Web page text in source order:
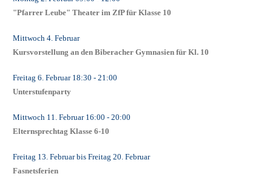
"Pfarrer Leube" Theater im ZfP für Klasse 10
Mittwoch 4. Februar
Kursvorstellung an den Biberacher Gymnasien für Kl. 10
Freitag 6. Februar18:30 - 21:00
Unterstufenparty
Mittwoch 11. Februar16:00 - 20:00
Elternsprechtag Klasse 6-10
Freitag 13. Februarbis Freitag 20. Februar
Fasnetsferien